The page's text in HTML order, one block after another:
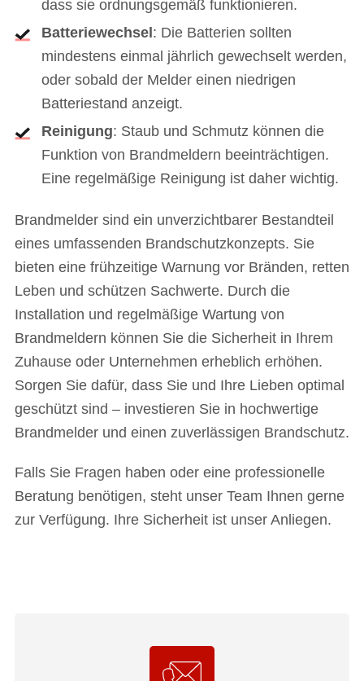
dass sie ordnungsgemäß funktionieren.
Batteriewechsel: Die Batterien sollten
mindestens einmal jährlich gewechselt werden,
oder sobald der Melder einen niedrigen
Batteriestand anzeigt.
Reinigung: Staub und Schmutz können die
Funktion von Brandmeldern beeinträchtigen.
Eine regelmäßige Reinigung ist daher wichtig.
Brandmelder sind ein unverzichtbarer Bestandteil
eines umfassenden Brandschutzkonzepts. Sie
bieten eine frühzeitige Warnung vor Bränden, retten
Leben und schützen Sachwerte. Durch die
Installation und regelmäßige Wartung von
Brandmeldern können Sie die Sicherheit in Ihrem
Zuhause oder Unternehmen erheblich erhöhen.
Sorgen Sie dafür, dass Sie und Ihre Lieben optimal
geschützt sind – investieren Sie in hochwertige
Brandmelder und einen zuverlässigen Brandschutz.
Falls Sie Fragen haben oder eine professionelle
Beratung benötigen, steht unser Team Ihnen gerne
zur Verfügung. Ihre Sicherheit ist unser Anliegen.